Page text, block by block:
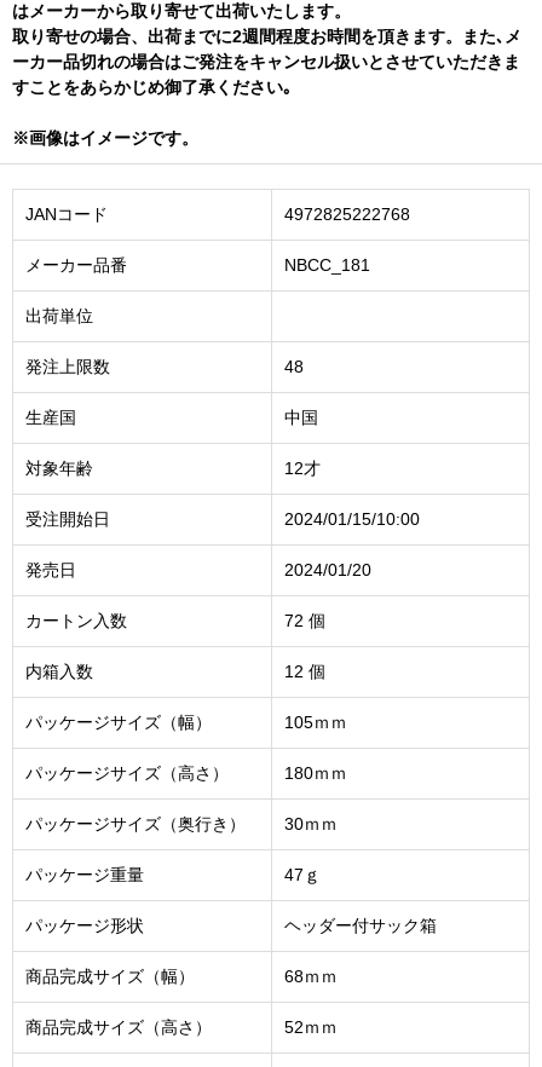
はメーカーから取り寄せて出荷いたします。
取り寄せの場合、出荷までに2週間程度お時間を頂きます。また､メ
ーカー品切れの場合はご発注をキャンセル扱いとさせていただきま
すことをあらかじめ御了承ください｡
※画像はイメージです。
JANコード 4972825222768
メーカー品番 NBCC_181
出荷単位
発注上限数 48
生産国 中国
対象年齢 12才
受注開始日 2024/01/15/10:00
発売日 2024/01/20
カートン入数 72 個
内箱入数 12 個
パッケージサイズ（幅） 105ｍｍ
パッケージサイズ（高さ） 180ｍｍ
パッケージサイズ（奥行き） 30ｍｍ
パッケージ重量 47ｇ
パッケージ形状 ヘッダー付サック箱
商品完成サイズ（幅） 68ｍｍ
商品完成サイズ（高さ） 52ｍｍ